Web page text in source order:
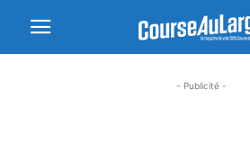
- Publicité -